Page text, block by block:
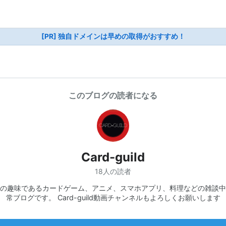
[PR] 独自ドメインは早めの取得がおすすめ！
このブログの読者になる
Card-guild
18人の読者
趣味であるカードゲーム、アニメ、スマホアプリ、料理などの雑談
常ブログです。 Card-guild動画チャンネルもよろしくお願いします